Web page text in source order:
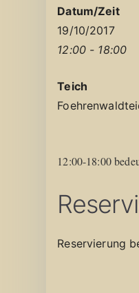
Datum/Zeit
19/10/2017
12:00 - 18:00
Teich
12:00-18:00
Reservierung